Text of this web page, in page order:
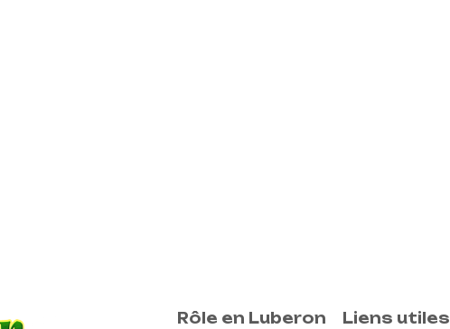
Rôle en Luberon Liens utiles